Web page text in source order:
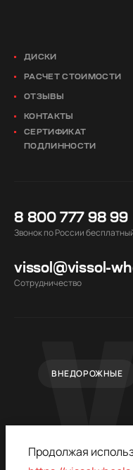
ДИСКИ
РАСЧЕТ СТОИМОСТИ
ОТЗЫВЫ
КОНТАКТЫ
СЕРТИФИКАТ
ПОДЛИННОСТИ
8 800 777 98 99
Звонок по России
vissol@vissol-
Cотрудничество
ВНЕДОРОЖНЫЕ
Продолжая